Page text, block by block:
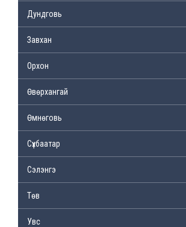
Дундговь
Завхан
Орхон
Өвөрхангай
Өмнөговь
Сүхбаатар
Сэлэнгэ
Төв
Увс